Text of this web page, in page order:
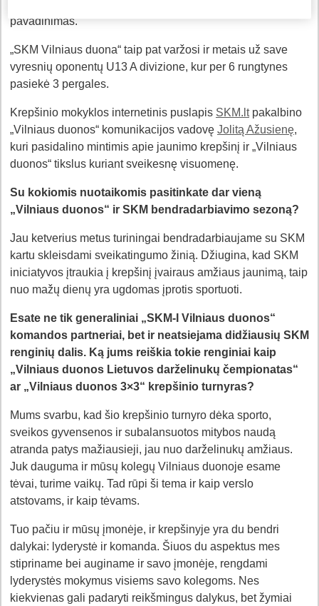
pavadinimas.
„SKM Vilniaus duona“ taip pat varžosi ir metais už save
vyresnių oponentų U13 A divizione, kur per 6 rungtynes
pasiekė 3 pergales.
Krepšinio mokyklos internetinis puslapis SKM.ltpakalbino
„Vilniaus duonos“ komunikacijos vadovę Jolitą Ažusienę,
kuri pasidalino mintimis apie jaunimo krepšinį ir „Vilniaus
duonos“ tikslus kuriant sveikesnę visuomenę.
Su kokiomis nuotaikomis pasitinkate dar vieną
„Vilniaus duonos“ ir SKM bendradarbiavimo sezoną?
Jau ketverius metus turiningai bendradarbiaujame su SKM
kartu skleisdami sveikatingumo žinią. Džiugina, kad SKM
iniciatyvos įtraukia į krepšinį įvairaus amžiaus jaunimą, taip
nuo mažų dienų yra ugdomas įprotis sportuoti.
Esate ne tik generaliniai „SKM-I Vilniaus duonos“
komandos partneriai, bet ir neatsiejama didžiausių SKM
renginių dalis. Ką jums reiškia tokie renginiai kaip
„Vilniaus duonos Lietuvos darželinukų čempionatas“
ar „Vilniaus duonos 3×3“ krepšinio turnyras?
Mums svarbu, kad šio krepšinio turnyro dėka sporto,
sveikos gyvensenos ir subalansuotos mitybos naudą
atranda patys mažiausieji, jau nuo darželinukų amžiaus.
Juk dauguma ir mūsų kolegų Vilniaus duonoje esame
tėvai, turime vaikų. Tad rūpi ši tema ir kaip verslo
atstovams, ir kaip tėvams.
Tuo pačiu ir mūsų įmonėje, ir krepšinyje yra du bendri
dalykai: lyderystė ir komanda. Šiuos du aspektus mes
stipriname bei auginame ir savo įmonėje, rengdami
lyderystės mokymus visiems savo kolegoms. Nes
kiekvienas gali padaryti reikšmingus dalykus, bet žymiai